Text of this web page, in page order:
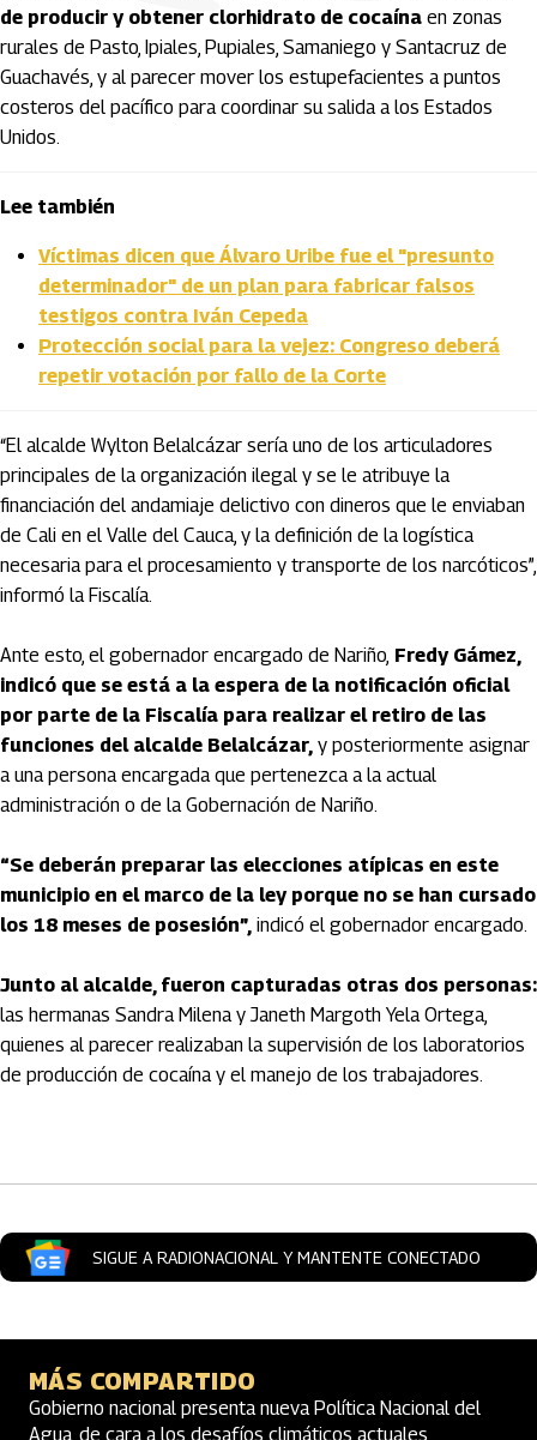
de producir y obtener clorhidrato de cocaína en zonas
rurales de Pasto, Ipiales, Pupiales, Samaniego y Santacruz de
Guachavés, y al parecer mover los estupefacientes a puntos
costeros del pacífico para coordinar su salida a los Estados
Unidos.
Lee también
Víctimas dicen que Álvaro Uribe fue el "presunto
determinador" de un plan para fabricar falsos
testigos contra Iván Cepeda
Protección social para la vejez: Congreso deberá
repetir votación por fallo de la Corte
“El alcalde Wylton Belalcázar sería uno de los articuladores
principales de la organización ilegal y se le atribuye la
financiación del andamiaje delictivo con dineros que le enviaban
de Cali en el Valle del Cauca, y la definición de la logística
necesaria para el procesamiento y transporte de los narcóticos”,
informó la Fiscalía.
Ante esto, el gobernador encargado de Nariño, Fredy Gámez,
indicó que se está a la espera de la notificación oficial
por parte de la Fiscalía para realizar el retiro de las
funciones del alcalde Belalcázar, y posteriormente asignar
a una persona encargada que pertenezca a la actual
administración o de la Gobernación de Nariño.
“Se deberán preparar las elecciones atípicas en este
municipio en el marco de la ley porque no se han cursado
los 18 meses de posesión”, indicó el gobernador encargado.
Junto al alcalde, fueron capturadas otras dos personas:
las hermanas Sandra Milena y Janeth Margoth Yela Ortega,
quienes al parecer realizaban la supervisión de los laboratorios
de producción de cocaína y el manejo de los trabajadores.
SIGUE A RADIONACIONAL Y MANTENTE CONECTADO
MÁS COMPARTIDO
Gobierno nacional presenta nueva Política Nacional del
Agua, de cara a los desafíos climáticos actuales